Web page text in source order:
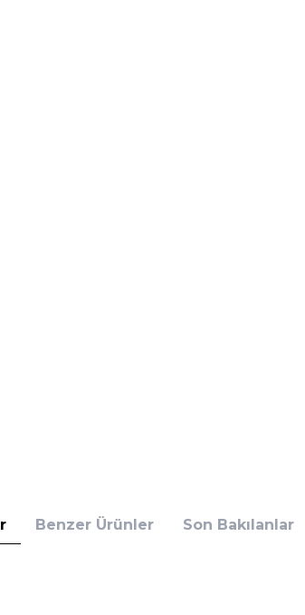
Benzer Ürünler Son Bakılanlar